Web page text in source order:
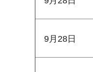
9月28日